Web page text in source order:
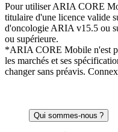
Pour utiliser ARIA CORE
titulaire d'une licence valide
d'oncologie ARIA v15.5 ou
ou supérieure.
*ARIA CORE Mobile n'est
les marchés et ses
changer sans préavis.
Qui sommes-nous ?